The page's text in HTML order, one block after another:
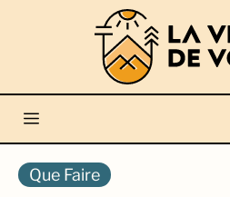
Menu
Que Faire